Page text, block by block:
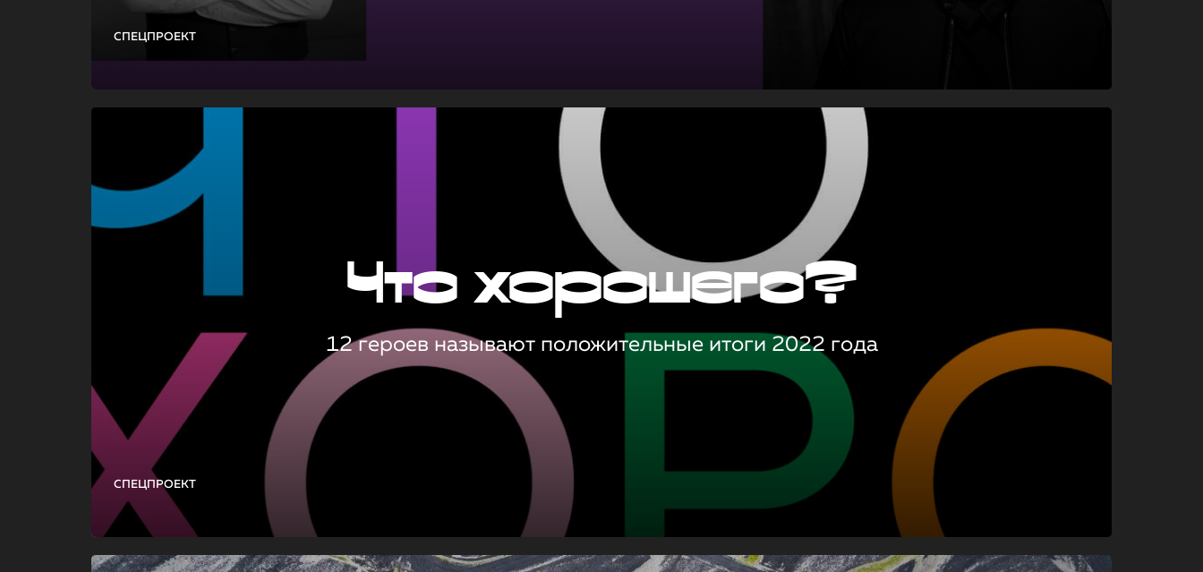
СПЕЦПРОЕКТ
СПЕЦПРОЕКТ
Что хорошего?
12 героев называют положительные итоги 2022 года